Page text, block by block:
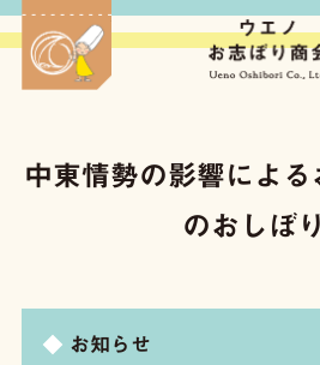
ウエノお志ぼり商会
中東情勢の影響によ
のおしぼ
お知らせ